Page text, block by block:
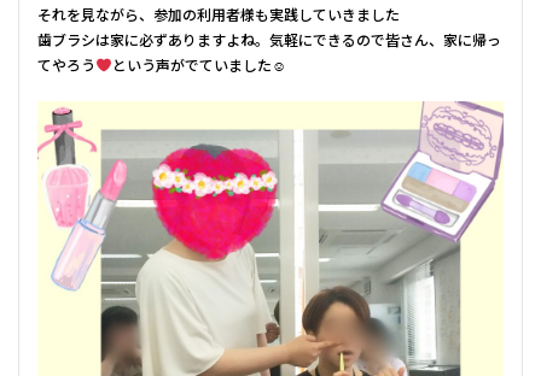
それを見ながら、参加の利用者様も実践していきました
歯ブラシは家に必ずありますよね。気軽にできるので皆さん、家に帰っ
てやろう
という声がでていました☺